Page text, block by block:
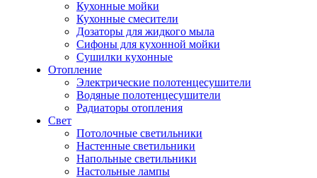
Кухонные мойки
Кухонные смесители
Дозаторы для жидкого мыла
Сифоны для кухонной мойки
Сушилки кухонные
Отопление
Электрические полотенцесушители
Водяные полотенцесушители
Радиаторы отопления
Свет
Потолочные светильники
Настенные светильники
Напольные светильники
Настольные лампы